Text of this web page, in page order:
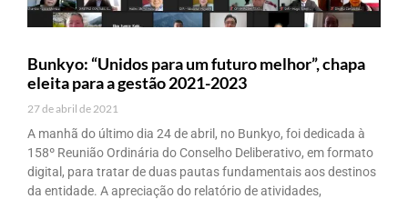
Bunkyo: “Unidos para um futuro melhor”, chapa
eleita para a gestão 2021-2023
27 de abril de 2021
A manhã do último dia 24 de abril, no Bunkyo, foi dedicada à
158º Reunião Ordinária do Conselho Deliberativo, em formato
digital, para tratar de duas pautas fundamentais aos destinos
da entidade. A apreciação do relatório de atividades,